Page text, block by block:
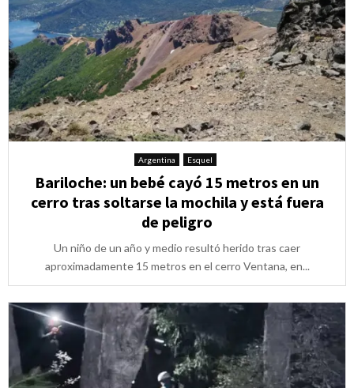
Argentina Esquel
Bariloche: un bebé cayó 15 metros en un
cerro tras soltarse la mochila y está fuera
de peligro
Un niño de un año y medio resultó herido tras caer
aproximadamente 15 metros en el cerro Ventana, en...